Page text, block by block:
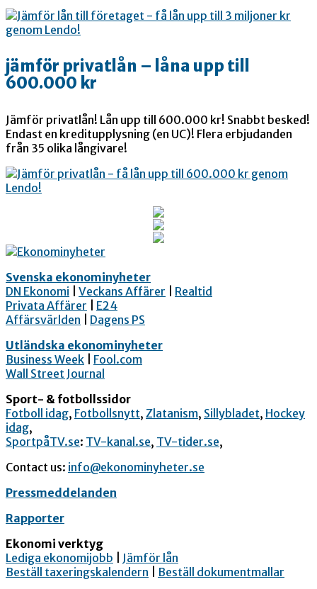
jämför privatlån – låna upp till
600.000 kr
Jämför privatlån! Lån upp till 600.000 kr! Snabbt besked!
Endast en kreditupplysning (en UC)! Flera erbjudanden
från 35 olika långivare!
Svenska ekonominyheter
DN Ekonomi
Veckans Affärer
Realtid
Privata Affärer
E24
Affärsvärlden
Dagens PS
Utländska ekonominyheter
Business Week
Fool.com
Wall Street Journal
Sport- & fotbollssidor
Fotboll idag, Fotbollsnytt, Zlatanism, Sillybladet, Hockey
idag,
SportpåTV.se: TV-kanal.se, TV-tider.se,
Contact us: info@ekonominyheter.se
Pressmeddelanden
Rapporter
Ekonomi verktyg
Lediga ekonomijobb
Jämför lån
Beställ taxeringskalendern
Beställ dokumentmallar